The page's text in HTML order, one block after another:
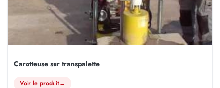
Carotteuse sur transpalette
Voir le produit→